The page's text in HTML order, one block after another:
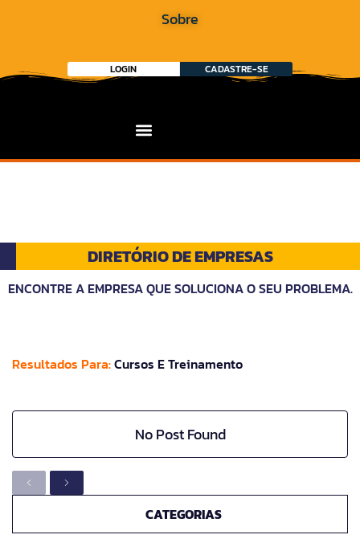
Sobre
LOGIN CADASTRE-SE
DIRETÓRIO DE EMPRESAS
ENCONTRE A EMPRESA QUE SOLUCIONA O SEU PROBLEMA.
Resultados Para:Cursos E Treinamento
No Post Found
CATEGORIAS